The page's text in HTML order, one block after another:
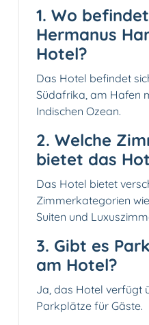
1. Wo
Hermanus
Hotel?
Das Hotel befindet
Südafrika, am Hafen
Indischen Ozean.
2. Welche
bietet das
Das Hotel bietet
Zimmerkategorien
Suiten und
3. Gibt es
am Hotel?
Ja, das Hotel verfügt
Parkplätze für Gäste.